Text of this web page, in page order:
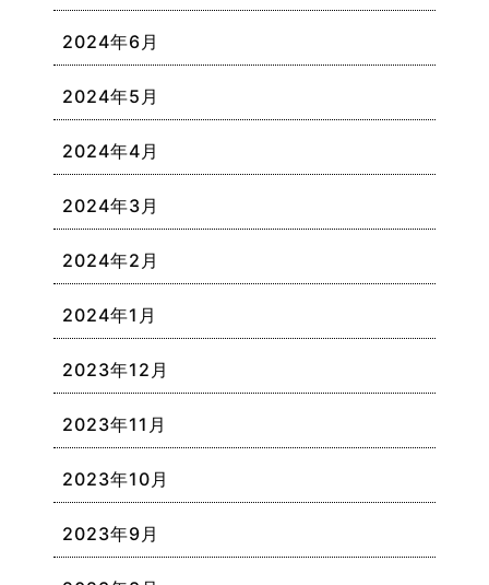
2024年6月
2024年5月
2024年4月
2024年3月
2024年2月
2024年1月
2023年12月
2023年11月
2023年10月
2023年9月